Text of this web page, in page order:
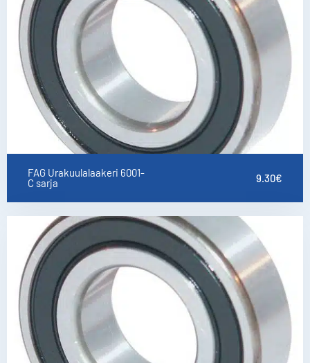
FAG Urakuulalaakeri 6001-
C sarja
9.30€